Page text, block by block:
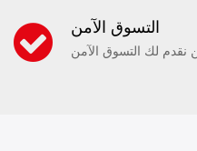
التسوق الآمن